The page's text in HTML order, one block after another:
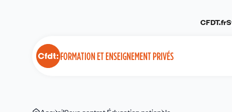
FORMATION ET ENSEIGNEMENT PRIVÉS
CFDT.fr